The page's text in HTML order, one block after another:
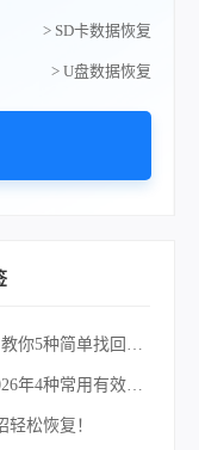
> SD卡数据恢复
> U盘数据恢复
不小心删除微信聊天记录怎么恢复？教你5种简单找回的方法！
qq聊天记录删除了怎么恢复？详解2026年4种常用有效的方法（支持.db数据库提取）
松恢复！